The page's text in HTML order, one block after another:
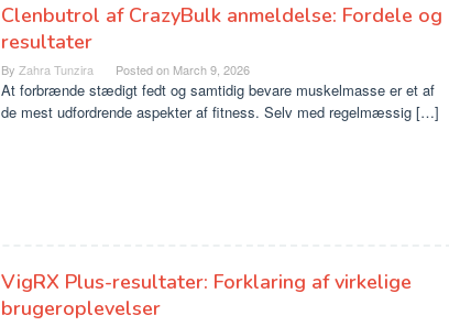
Clenbutrol af CrazyBulk anmeldelse: Fordele og
resultater
By Zahra Tunzira Posted on March 9, 2026
At forbrænde stædigt fedt og samtidig bevare muskelmasse er et af
de mest udfordrende aspekter af fitness. Selv med regelmæssig […]
VigRX Plus-resultater: Forklaring af virkelige
brugeroplevelser